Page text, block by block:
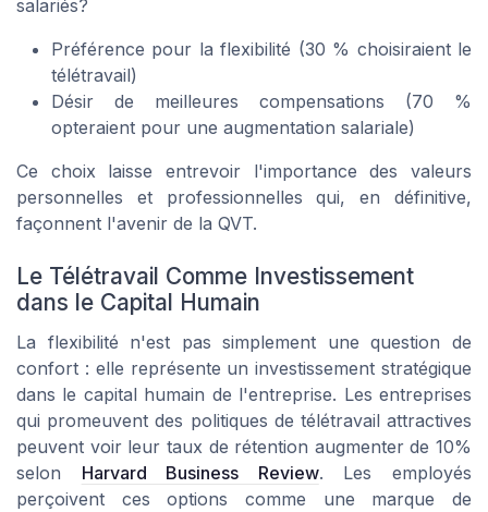
salariés?
Préférence pour la flexibilité (30 % choisiraient le
télétravail)
Désir de meilleures compensations (70 %
opteraient pour une augmentation salariale)
Ce choix laisse entrevoir l'importance des valeurs
personnelles et professionnelles qui, en définitive,
façonnent l'avenir de la QVT.
Le Télétravail Comme Investissement
dans le Capital Humain
La flexibilité n'est pas simplement une question de
confort : elle représente un investissement stratégique
dans le capital humain de l'entreprise. Les entreprises
qui promeuvent des politiques de télétravail attractives
peuvent voir leur taux de rétention augmenter de 10%
selon Harvard Business Review. Les employés
perçoivent ces options comme une marque de